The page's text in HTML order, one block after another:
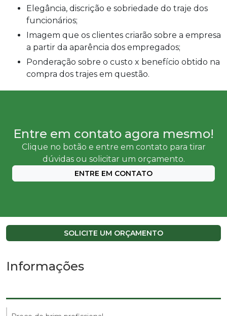
Elegância, discrição e sobriedade do traje dos
funcionários;
Imagem que os clientes criarão sobre a empresa
a partir da aparência dos empregados;
Ponderação sobre o custo x benefício obtido na
compra dos trajes em questão.
Entre em contato agora mesmo!
Clique no botão e entre em contato para tirar
dúvidas ou solicitar um orçamento.
ENTRE EM CONTATO
SOLICITE UM ORÇAMENTO
Informações